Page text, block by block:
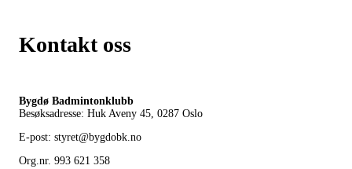
Kontakt oss
Bygdø Badmintonklubb
Besøksadresse: Huk Aveny 45, 0287 Oslo
E-post: styret@bygdobk.no
Org.nr. 993 621 358